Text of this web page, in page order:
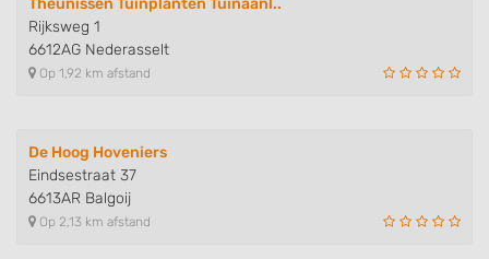
Rijksweg 1
6612AG Nederasselt
Op 1,92 km afstand
De Hoog Hoveniers
Eindsestraat 37
6613AR Balgoij
Op 2,13 km afstand